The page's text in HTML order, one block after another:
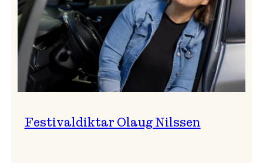
Festivaldiktar Olaug Nilssen